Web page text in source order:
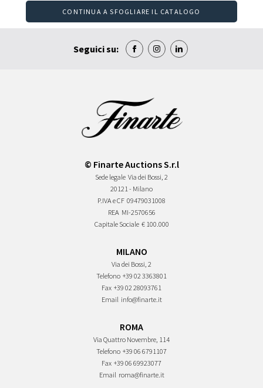
CONTINUA A SFOGLIARE IL CATALOGO
Seguici su:
© Finarte Auctions S.r.l
Sede legale Via dei Bossi, 2
20121 - Milano
P.IVA e CF 09479031008
REA MI-2570656
Capitale Sociale € 100.000
MILANO
Via dei Bossi, 2
Telefono +39 02 3363801
Fax +39 02 28093761
Email info@finarte.it
ROMA
Via Quattro Novembre, 114
Telefono +39 06 6791107
Fax +39 06 69923077
Email roma@finarte.it